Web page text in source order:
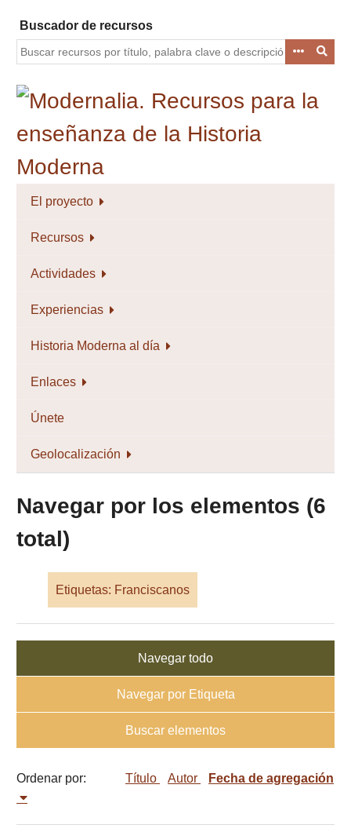
contenido
principal
Buscador de recursos
El proyecto
Recursos
Actividades
Experiencias
Historia Moderna al día
Enlaces
Únete
Geolocalización
Navegar por los elementos (6
total)
Etiquetas: Franciscanos
Navegar todo
Navegar por Etiqueta
Buscar elementos
Ordenar por: Título Autor Fecha de agregación